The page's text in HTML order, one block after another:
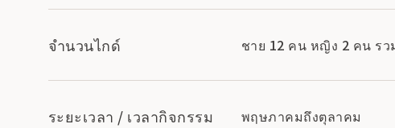
จำนวนไกด์ ชาย 12 คน หญิง 2 คน รว
ระยะเวลา / เวลากิจกรรม พฤษภาคมถึงตุลาคม